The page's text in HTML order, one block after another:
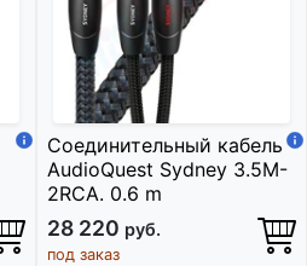
Соединительный кабель
AudioQuest Sydney 3.5M-
2RCA. 0.6 m
28 220 руб.
под заказ